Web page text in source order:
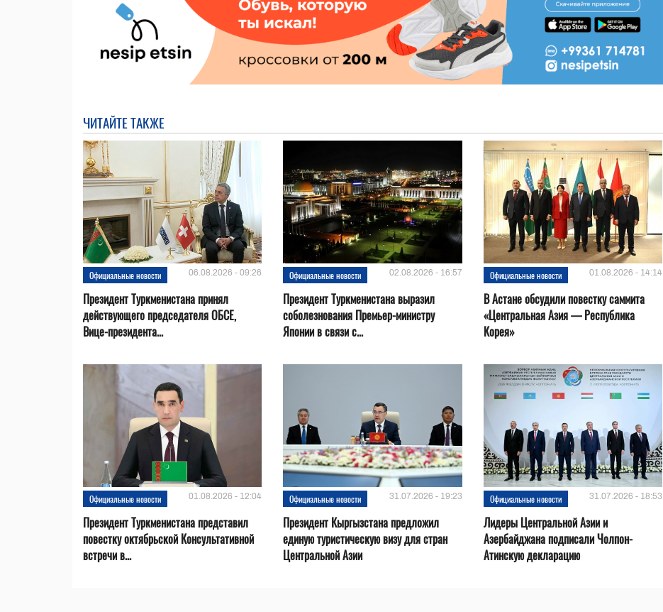
ЧИТАЙТЕ ТАКЖЕ
Официальные новости 06.08.2026 - 09:26
Президент Туркменистана принял
действующего председателя ОБСЕ,
Вице-президента...
Официальные новости 02.08.2026 - 16:57
Президент Туркменистана выразил
соболезнования Премьер-министру
Японии в связи с...
Официальные новости 01.08.2026 - 14:14
В Астане обсудили повестку саммита
«Центральная Азия — Республика
Корея»
Официальные новости 01.08.2026 - 12:04
Президент Туркменистана представил
повестку октябрьской Консультативной
встречи в...
Официальные новости 31.07.2026 - 19:23
Президент Кыргызстана предложил
единую туристическую визу для стран
Центральной Азии
Официальные новости 31.07.2026 - 18:53
Лидеры Центральной Азии и
Азербайджана подписали Чолпон-
Атинскую декларацию